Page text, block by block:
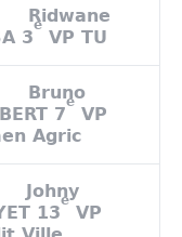
Ridwane
3
e
VP TU
Bruno
7
e
VP
Agric
Johny
13
e
VP